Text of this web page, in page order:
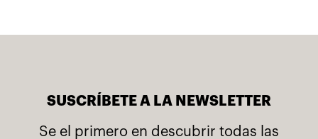
SUSCRÍBETE A LA NEWSLETTER
Se el primero en descubrir todas las